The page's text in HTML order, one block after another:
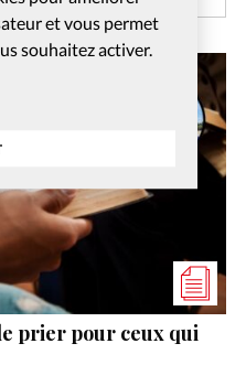
et vous permet
souhaitez activer.
prier pour ceux qui